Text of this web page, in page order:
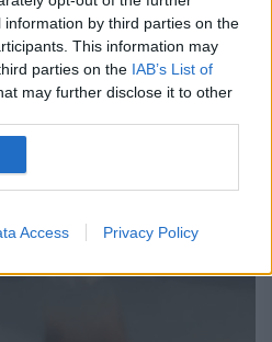
by third parties on the
This information may
parties on the IAB’s List of
may further disclose it to other
Access Privacy Policy
acest fenomen
România. Se pare că
și furtunilor...